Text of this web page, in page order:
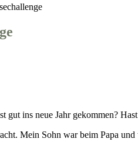
ins neue Jahr gekommen?
Mein Sohn war beim Papa